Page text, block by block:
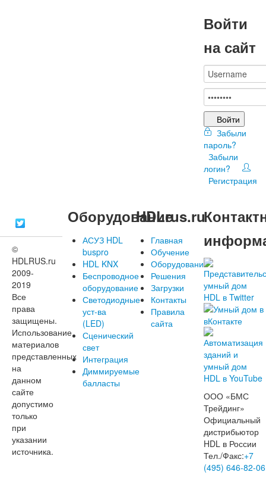
Войти
на сайт
Войти
Забыли
пароль?
Забыли
логин?
Регистрация
©
HDLRUS.ru
2009-
2019
Все
права
защищены.
Использование
материалов
представленных
на
данном
сайте
допустимо
только
при
указании
источника.
Оборудование
АСУЗ HDL
buspro
HDL KNX
Беспроводное
оборудование
Светодиодные
уст-ва
(LED)
Сценический
свет
Интеграция
Диммируемые
балласты
HDLrus.ru
Главная
Обучение
Оборудование
Решения
Загрузки
Контакты
Правила
сайта
ООО «БМС
Трейдинг»
Официальный
дистрибьютор
HDL в России
Тел./Факс:+7
(495) 646-82-06